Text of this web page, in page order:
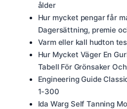
ålder
Hur mycket pengar får
Dagersättning, premie
Varm eller kall hudton
Hur Mycket Väger En
Tabell För Grönsaker
Engineering Guide
1-300
Ida Warg Self Tanning